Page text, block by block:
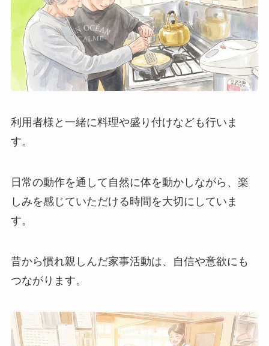
利用者様と一緒に料理や盛り付けなども行いま
す。
日常の動作を通して自然に体を動かしながら、楽
しみを感じていただける時間を大切にしていま
す。
昔から慣れ親しんだ家事活動は、自信や意欲にも
つながります。